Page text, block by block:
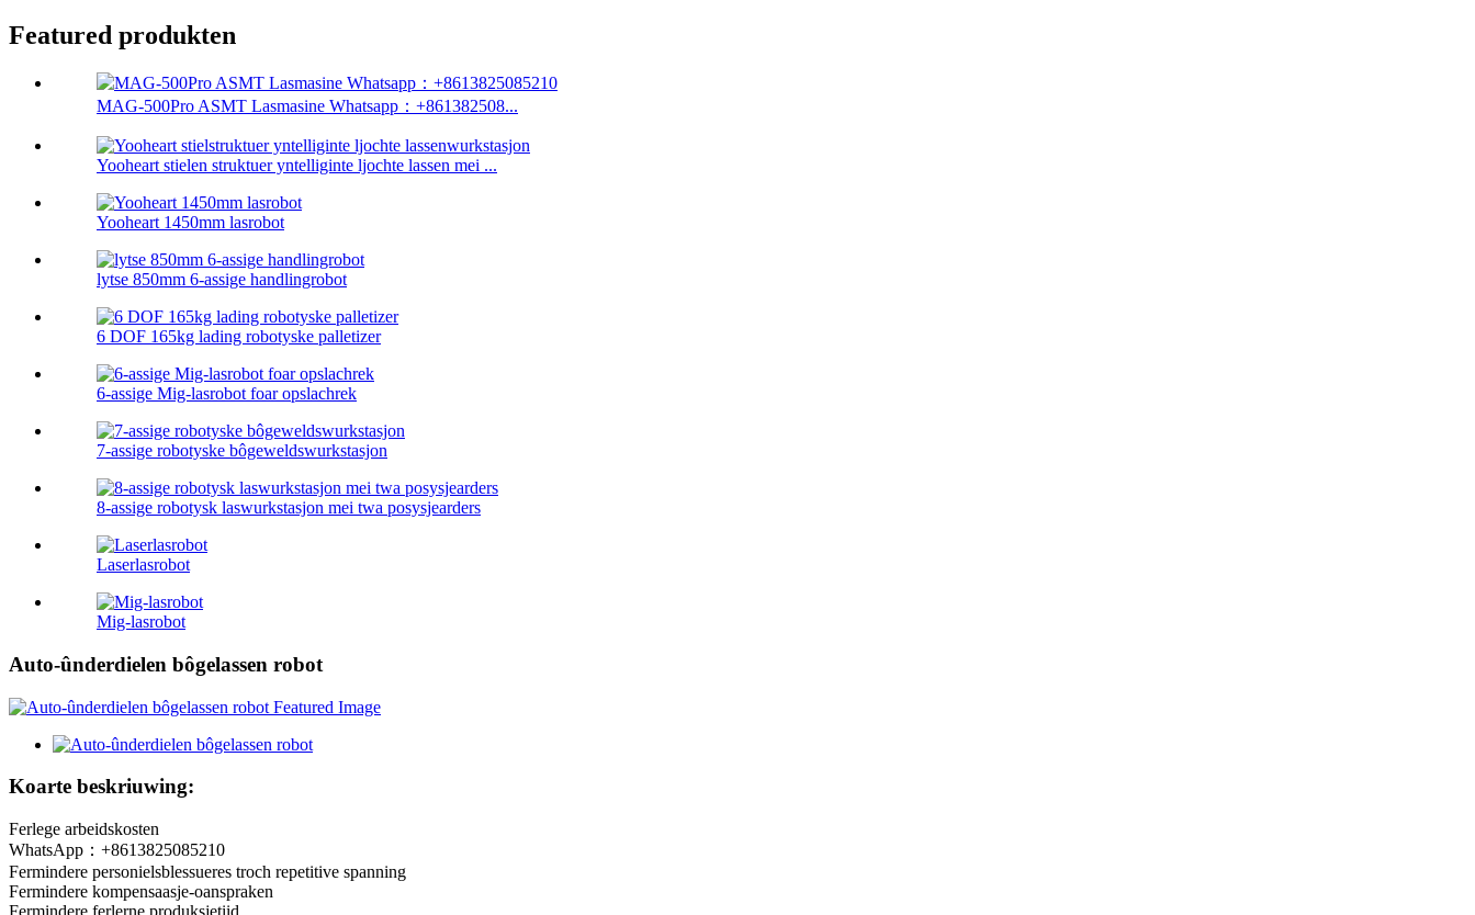
Featured produkten
MAG-500Pro ASMT Lasmasine Whatsapp：+861382508...
Yooheart stielen struktuer yntelliginte ljochte lassen mei ...
Yooheart 1450mm lasrobot
lytse 850mm 6-assige handlingrobot
6 DOF 165kg lading robotyske palletizer
6-assige Mig-lasrobot foar opslachrek
7-assige robotyske bôgeweldswurkstasjon
8-assige robotysk laswurkstasjon mei twa posysjearders
Laserlasrobot
Mig-lasrobot
Auto-ûnderdielen bôgelassen robot
Koarte beskriuwing:
Ferlege arbeidskosten
WhatsApp：+8613825085210
Fermindere personielsblessueres troch repetitive spanning
Fermindere kompensaasje-oanspraken
Fermindere ferlerne produksjetiid